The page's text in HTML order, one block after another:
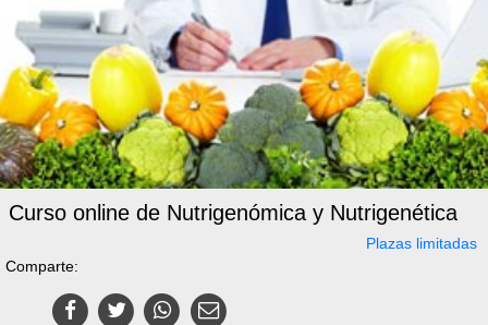
Curso online de Nutrigenómica y Nutrigenética
Plazas limitadas
Comparte: